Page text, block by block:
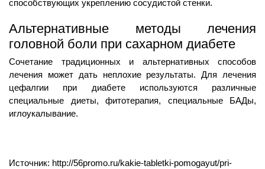
способствующих укреплению сосудистой стенки.
Альтернативные методы лечения
головной боли при сахарном диабете
Сочетание традиционных и альтернативных способов
лечения может дать неплохие результаты. Для лечения
цефалгии при диабете используются различные
специальные диеты, фитотерапия, специальные БАДы,
иглоукалывание.
Источник: http://56promo.ru/kakie-tabletki-pomogayut/pri-